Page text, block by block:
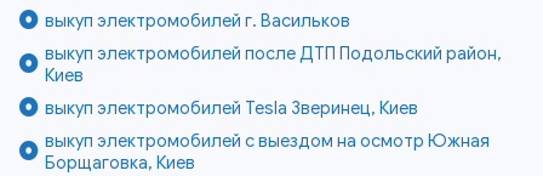
выкуп электромобилей г. Васильков
выкуп электромобилей после ДТП Подольский район,
Киев
выкуп электромобилей Tesla Зверинец, Киев
выкуп электромобилей с выездом на осмотр Южная
Борщаговка, Киев